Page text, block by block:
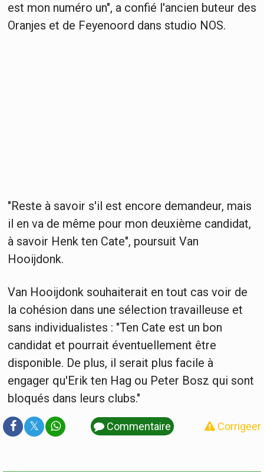
est mon numéro un", a confié l'ancien buteur des
Oranjes et de Feyenoord dans studio NOS.
"Reste à savoir s'il est encore demandeur, mais
il en va de même pour mon deuxième candidat,
à savoir Henk ten Cate", poursuit Van
Hooijdonk.
Van Hooijdonk souhaiterait en tout cas voir de
la cohésion dans une sélection travailleuse et
sans individualistes : "Ten Cate est un bon
candidat et pourrait éventuellement être
disponible. De plus, il serait plus facile à
engager qu'Erik ten Hag ou Peter Bosz qui sont
bloqués dans leurs clubs."
𝕏 Commentaire Corrigeer